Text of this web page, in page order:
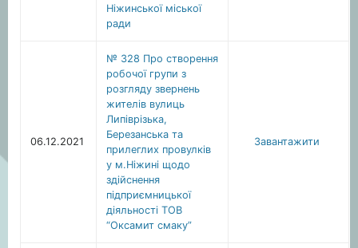
Ніжинської міської
ради
06.12.2021
№ 328 Про створення
робочої групи з
розгляду звернень
жителів вулиць
Липіврізька,
Березанська та
прилеглих провулків
у м.Ніжині щодо
здійснення
підприємницької
діяльності ТОВ
“Оксамит смаку”
Завантажити